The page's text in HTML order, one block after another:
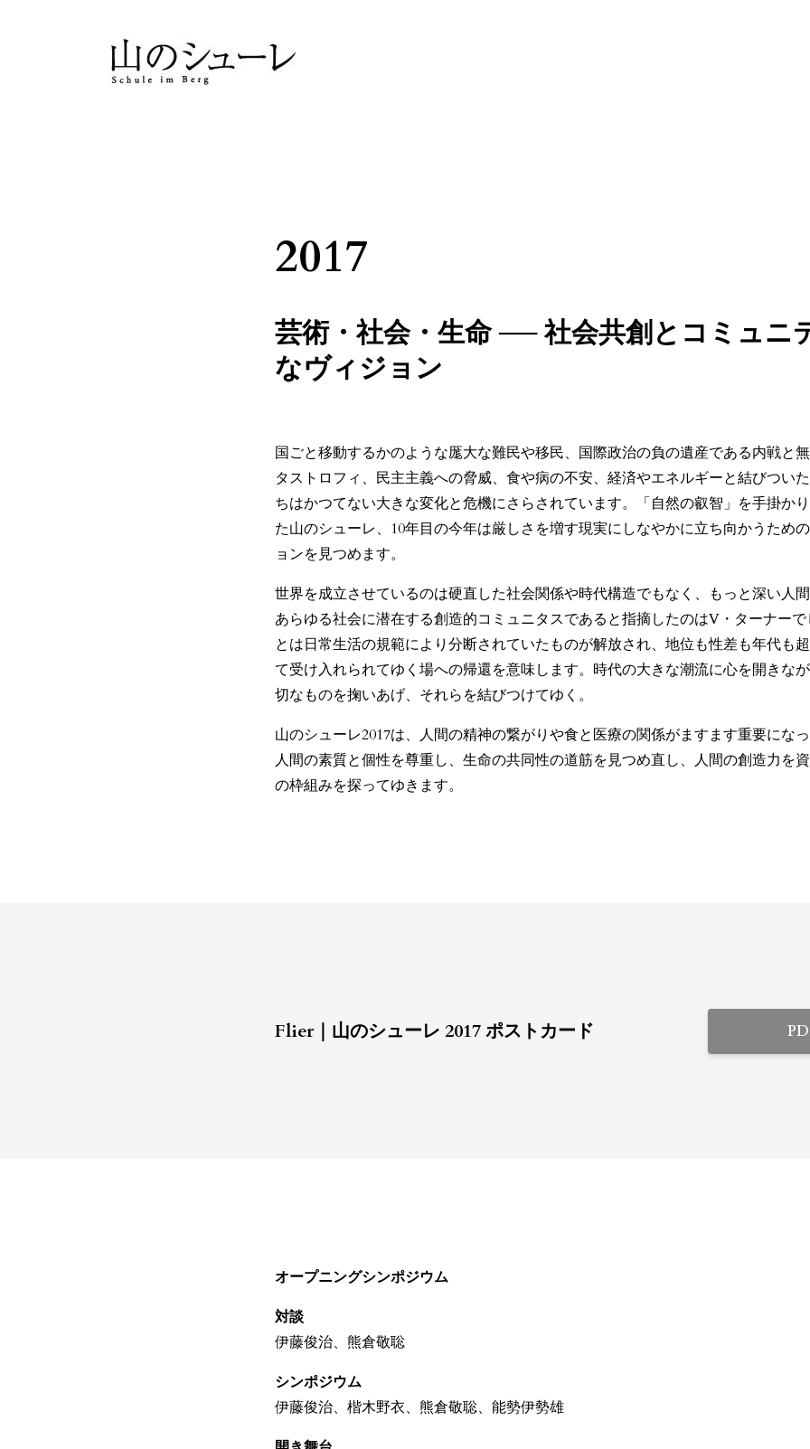
2017
芸術・社会・生命 ── 社会共創とコミュニ
なヴィジョン
国ごと移動するかのような厖大な難民や移民、国際政治の負の遺産である内戦と
タストロフィ、民主主義への脅威、食や病の不安、経済やエネルギーと結びつい
ちはかつてない大きな変化と危機にさらされています。「自然の叡智」を手掛か
た山のシューレ、10年目の今年は厳しさを増す現実にしなやかに立ち向かうため
ョンを見つめます。
世界を成立させているのは硬直した社会関係や時代構造でもなく、もっと深い人
あらゆる社会に潜在する創造的コミュニタスであると指摘したのはV・ターナー
とは日常生活の規範により分断されていたものが解放され、地位も性差も年代も
て受け入れられてゆく場への帰還を意味します。時代の大きな潮流に心を開きな
切なものを掬いあげ、それらを結びつけてゆく。
山のシューレ2017は、人間の精神の繋がりや食と医療の関係がますます重要にな
人間の素質と個性を尊重し、生命の共同性の道筋を見つめ直し、人間の創造力を
の枠組みを探ってゆきます。
Flier｜山のシューレ 2017 ポストカード
オープニングシンポジウム
対談
伊藤俊治、熊倉敬聡
シンポジウム
伊藤俊治、楷木野衣、熊倉敬聡、能勢伊勢雄